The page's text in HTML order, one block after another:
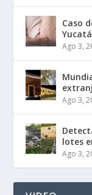
Caso
Ago 3,
Ago 3,
lotes
Ago 3,